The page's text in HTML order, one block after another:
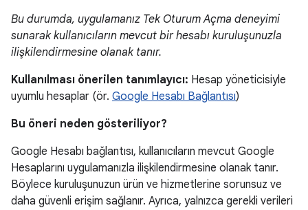
Bu durumda, uygulamanız Tek Oturum Açma deneyimi
sunarak kullanıcıların mevcut bir hesabı kuruluşunuzla
ilişkilendirmesine olanak tanır.
Kullanılması önerilen tanımlayıcı: Hesap yöneticisiyle
uyumlu hesaplar (ör. Google Hesabı Bağlantısı)
Bu öneri neden gösteriliyor?
Google Hesabı bağlantısı, kullanıcıların mevcut Google
Hesaplarını uygulamanızla ilişkilendirmesine olanak tanır.
Böylece kuruluşunuzun ürün ve hizmetlerine sorunsuz ve
daha güvenli erişim sağlanır. Ayrıca, yalnızca gerekli verileri